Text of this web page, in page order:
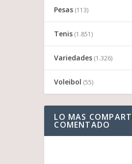
Pesas (113)
Tenis (1.851)
Variedades (1.326)
Voleibol (55)
LO MAS
COMENTADO